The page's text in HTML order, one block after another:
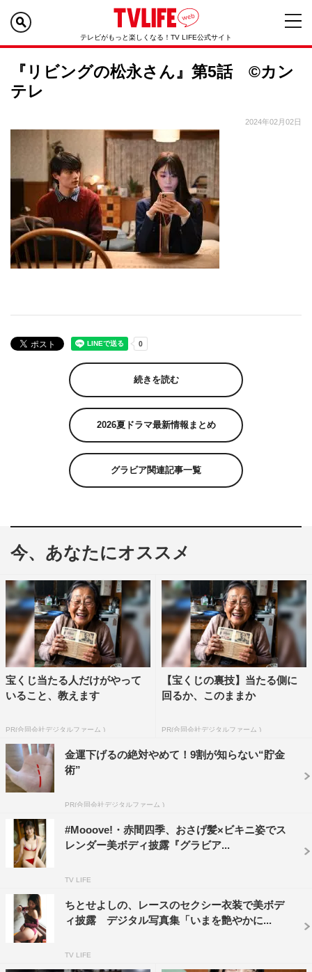
テレビがもっと楽しくなる！TV LIFE公式サイト
『リビングの松永さん』第5話 ©カン
テレ
2024年02月02日
続きを読む
2026夏ドラマ最新情報まとめ
グラビア関連記事一覧
今、あなたにオススメ
宝くじ当たる人だけがやって
いること、教えます
PR(合同会社デジタルファーム )
【宝くじの裏技】当たる側に
回るか、このままか
PR(合同会社デジタルファーム )
金運下げるの絶対やめて！9割が知らない“貯金
術”
PR(合同会社デジタルファーム )
#Mooove!・赤間四季、おさげ髪×ビキニ姿でス
レンダー美ボディ披露『グラビア...
TV LIFE
ちとせよしの、レースのセクシー衣装で美ボデ
ィ披露 デジタル写真集「いまを艶やかに...
TV LIFE